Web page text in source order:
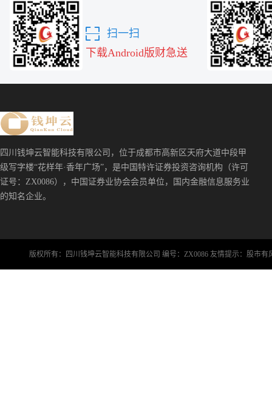
扫一扫
下载Android版财急送
四川钱坤云智能科技有限公司，位于成都市高新区天府大道中段甲
级写字楼“花样年·香年广场”，是中国特许证券投资咨询机构（许可
证号：ZX0086），中国证券业协会会员单位，国内金融信息服务业
的知名企业。
版权所有：四川钱坤云智能科技有限公司 编号：ZX0086 友情提示：股市